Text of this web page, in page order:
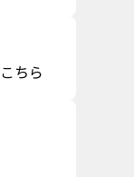
ちら